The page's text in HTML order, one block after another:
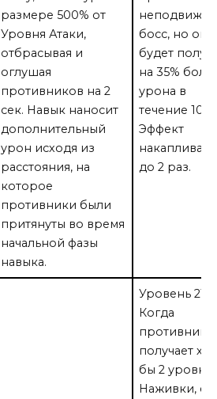
размере 500% от
Уровня Атаки,
отбрасывая и
оглушая
противников на 2
сек. Навык наносит
дополнительный
урон исходя из
расстояния, на
которое
противники были
притянуты во время
начальной фазы
навыка.
босс, но он
будет
на 35%
урона в
течение 10
Эффект
до 2 раз.
Уровень 21:
Когда
противник
получает
бы 2 уровня
Наживки,